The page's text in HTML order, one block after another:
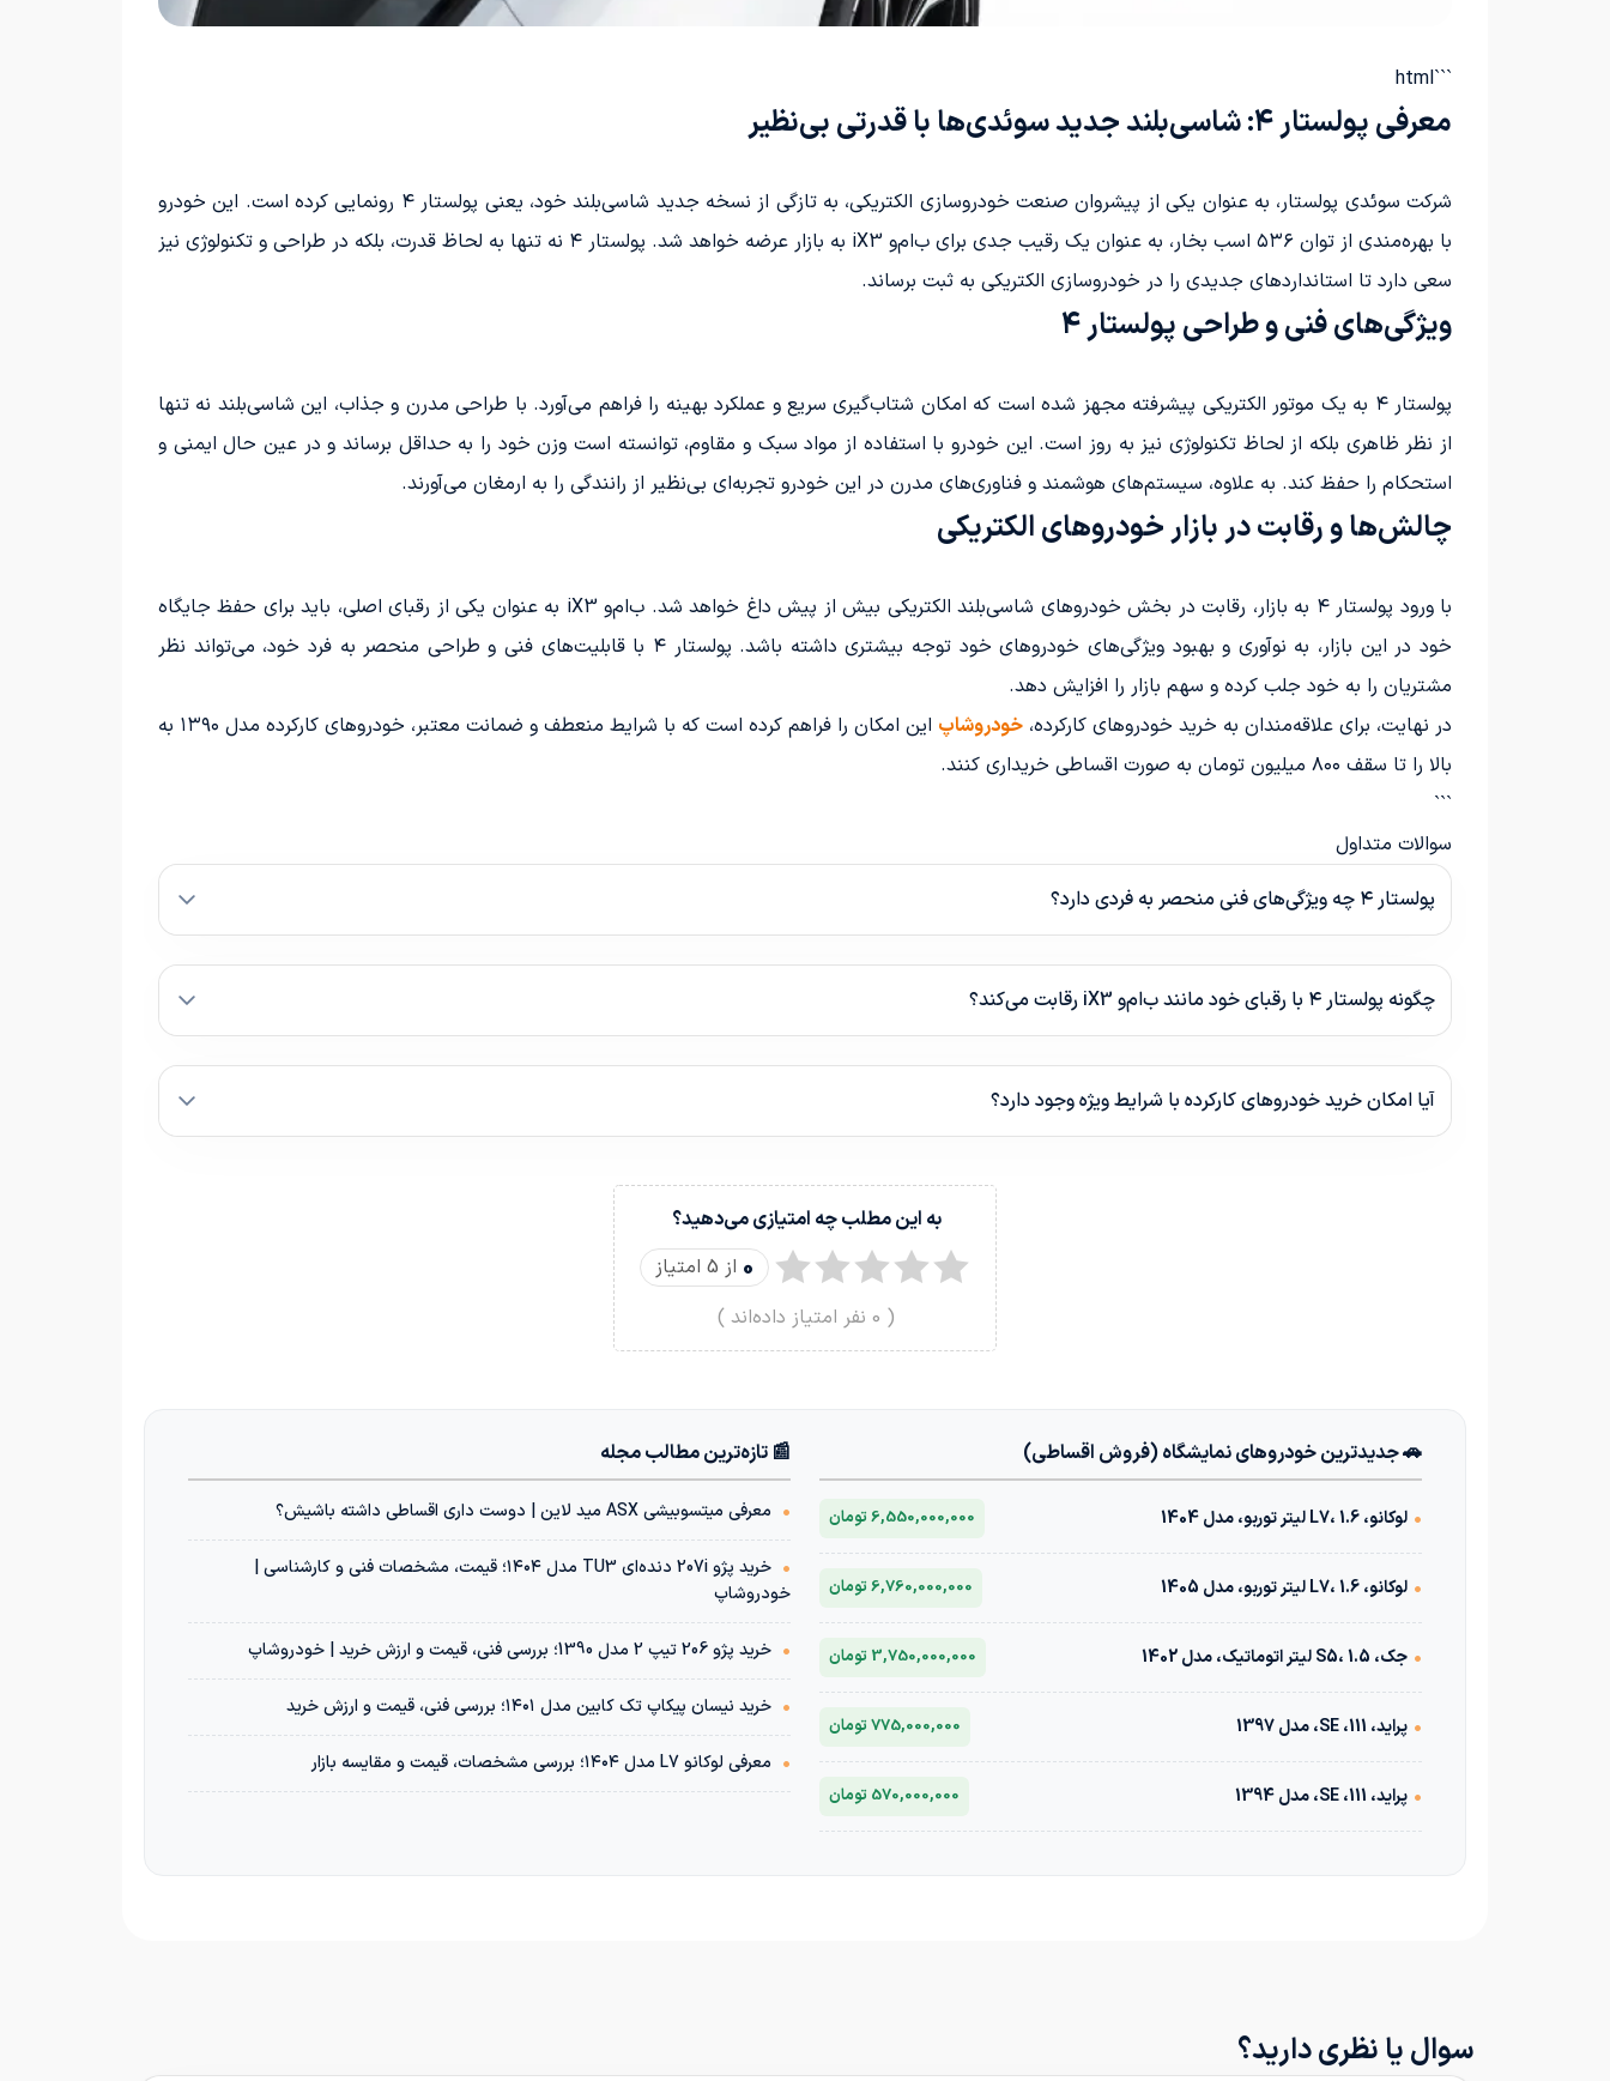
```html
معرفی پولستار ۴: شاسی‌بلند جدید سوئدی‌ها با قدرتی بی‌نظیر
شرکت سوئدی پولستار، به عنوان یکی از پیشروان صنعت خودروسازی الکتریکی، به تازگی از نسخه جدید شاسی‌بلند خود، یعنی پولستار ۴ رونمایی کرده است. این خودرو
با بهره‌مندی از توان ۵۳۶ اسب بخار، به عنوان یک رقیب جدی برای ب‌ام‌و iX3 به بازار عرضه خواهد شد. پولستار ۴ نه تنها به لحاظ قدرت، بلکه در طراحی و تکنولوژی نیز
سعی دارد تا استانداردهای جدیدی را در خودروسازی الکتریکی به ثبت برساند.
ویژگی‌های فنی و طراحی پولستار ۴
پولستار ۴ به یک موتور الکتریکی پیشرفته مجهز شده است که امکان شتاب‌گیری سریع و عملکرد بهینه را فراهم می‌آورد. با طراحی مدرن و جذاب، این شاسی‌بلند نه تنها
از نظر ظاهری بلکه از لحاظ تکنولوژی نیز به روز است. این خودرو با استفاده از مواد سبک و مقاوم، توانسته است وزن خود را به حداقل برساند و در عین حال ایمنی و
استحکام را حفظ کند. به علاوه، سیستم‌های هوشمند و فناوری‌های مدرن در این خودرو تجربه‌ای بی‌نظیر از رانندگی را به ارمغان می‌آورند.
چالش‌ها و رقابت در بازار خودروهای الکتریکی
با ورود پولستار ۴ به بازار، رقابت در بخش خودروهای شاسی‌بلند الکتریکی بیش از پیش داغ خواهد شد. ب‌ام‌و iX3 به عنوان یکی از رقبای اصلی، باید برای حفظ جایگاه
خود در این بازار، به نوآوری و بهبود ویژگی‌های خودروهای خود توجه بیشتری داشته باشد. پولستار ۴ با قابلیت‌های فنی و طراحی منحصر به فرد خود، می‌تواند نظر
مشتریان را به خود جلب کرده و سهم بازار را افزایش دهد.
در نهایت، برای علاقه‌مندان به خرید خودروهای کارکرده، خودروشاپ
این امکان را فراهم کرده است که با شرایط منعطف و ضمانت معتبر، خودروهای کارکرده مدل ۱۳۹۰ به
بالا را تا سقف ۸۰۰ میلیون تومان به صورت اقساطی خریداری کنند.
```
سوالات متداول
پولستار ۴ چه ویژگی‌های فنی منحصر به فردی دارد؟
چگونه پولستار ۴ با رقبای خود مانند ب‌ام‌و iX3 رقابت می‌کند؟
آیا امکان خرید خودروهای کارکرده با شرایط ویژه وجود دارد؟
به این مطلب چه امتیازی می‌دهید؟
0 از 5 امتیاز
(
0 نفر امتیاز داده‌اند )
🚗 جدیدترین خودروهای نمایشگاه (فروش اقساطی)
• لوکانو، L7، 1.6 لیتر توربو، مدل 1404 6,550,000,000 تومان
• لوکانو، L7، 1.6 لیتر توربو، مدل 1405 6,760,000,000 تومان
• جک، S5، 1.5 لیتر اتوماتیک، مدل 1402 3,750,000,000 تومان
• پراید، 111، SE، مدل 1397 775,000,000 تومان
• پراید، 111، SE، مدل 1394 570,000,000 تومان
📰 تازه‌ترین مطالب مجله
• معرفی میتسوبیشی ASX مید لاین | دوست داری اقساطی داشته باشیش؟
•
خرید پژو 207i دنده‌ای TU3 مدل ۱۴۰۴؛ قیمت، مشخصات فنی و کارشناسی |
خودروشاپ
• خرید پژو 206 تیپ 2 مدل 1390؛ بررسی فنی، قیمت و ارزش خرید | خودروشاپ
• خرید نیسان پیکاپ تک کابین مدل ۱۴۰۱؛ بررسی فنی، قیمت و ارزش خرید
• معرفی لوکانو L7 مدل ۱۴۰۴؛ بررسی مشخصات، قیمت و مقایسه بازار
سوال یا نظری دارید؟